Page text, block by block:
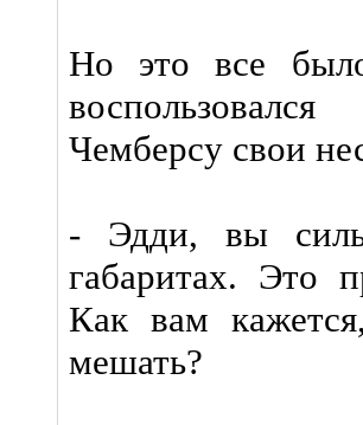
Но это все
Чемберсу свои
- Эдди, вы
габаритах. Это
Как вам
мешать?